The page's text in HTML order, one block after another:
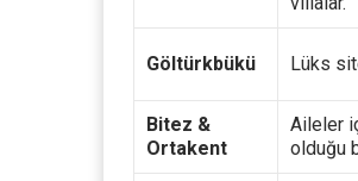
Göltürkbükü Lüks
Bitez &
Ortakent
Aileler
olduğu